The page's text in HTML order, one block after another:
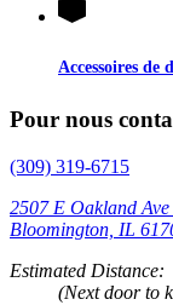
Accessoires de
Pour nous
(309) 319-6715
2507 E Oakland
Bloomington, IL
Estimated Distance:
(Next door to